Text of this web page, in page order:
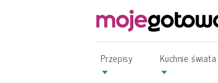
Przepisy Kuchnie świata